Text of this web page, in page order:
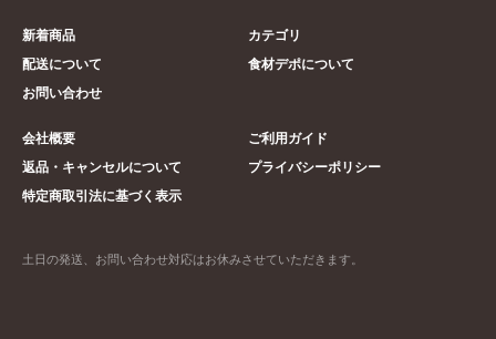
新着商品
カテゴリ
配送について
食材デポについて
お問い合わせ
会社概要
ご利用ガイド
返品・キャンセルについて
プライバシーポリシー
特定商取引法に基づく表示
土日の発送、お問い合わせ対応はお休みさせていただきます。